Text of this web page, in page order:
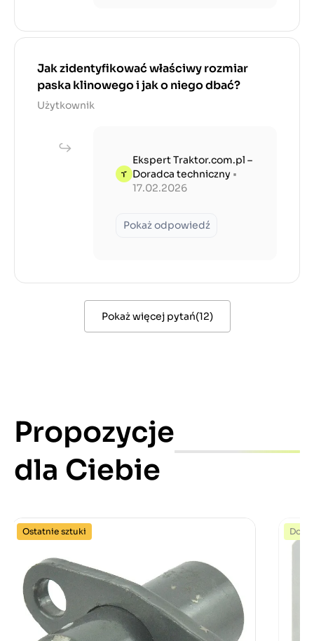
Jak zidentyfikować właściwy rozmiar
paska klinowego i jak o niego dbać?
Użytkownik
Ekspert Traktor.com.pl –
Doradca techniczny •
17.02.2026
Pokaż odpowiedź
Pokaż więcej pytań(12)
Propozycje
dla Ciebie
Ostatnie sztuki